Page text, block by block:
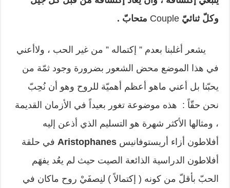
وكلّ ثنائيّCouple متحابّ .
يشعر أغلبنا بعدم ” إكتماله ” من غير الحب ، ولاأعني
في هذا الموضع محض الشعور بضرورة وجود ثمّة من
يحبّنا بل أعني ماهو أعظم أهميّة للروح وهو أن نُحِبّ
نحن حقّاً : هذه موضوعة تغور بعيداً في الأزمان القديمة
، ومثالها الأكثر شهرة هو التسليم الذي أذعن إليه
أفلاطون أزاء أريستوفانيسAristophanes في حلقة
أفلاطون الدراسية الذائعة الصيت حيث لم يعُد يفهَم
الحبّ بأقلّ من كونه ( إكتمالاً ) لنِصفَيْ روح ماكان في